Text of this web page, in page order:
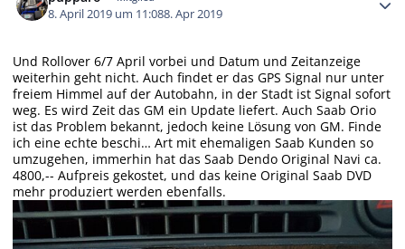
8. April 2019 um 11:088. Apr 2019
Und Rollover 6/7 April vorbei und Datum und Zeitanzeige
weiterhin geht nicht. Auch findet er das GPS Signal nur unter
freiem Himmel auf der Autobahn, in der Stadt ist Signal sofort
weg. Es wird Zeit das GM ein Update liefert. Auch Saab Orio
ist das Problem bekannt, jedoch keine Lösung von GM. Finde
ich eine echte beschi… Art mit ehemaligen Saab Kunden so
umzugehen, immerhin hat das Saab Dendo Original Navi ca.
4800,-- Aufpreis gekostet, und das keine Original Saab DVD
mehr produziert werden ebenfalls.